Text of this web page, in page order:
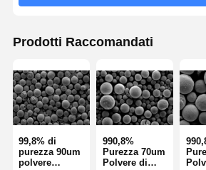
Microsfere di silice monodisperse
Microsfere cave di silice
Polvere di silice sferica
Prodotti Raccomandati
99,8% di
purezza 90um
polvere
990,8%
Purezza 70um
Polvere di